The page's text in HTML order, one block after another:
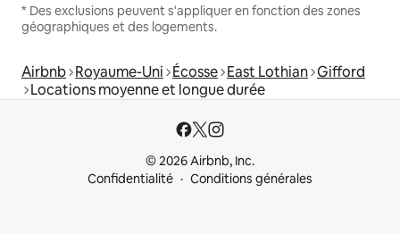
* Des exclusions peuvent s'appliquer en fonction des zones
géographiques et des logements.
Airbnb Royaume-Uni Écosse East Lothian Gifford
Locations moyenne et longue durée
© 2026 Airbnb, Inc.
Confidentialité
Conditions générales